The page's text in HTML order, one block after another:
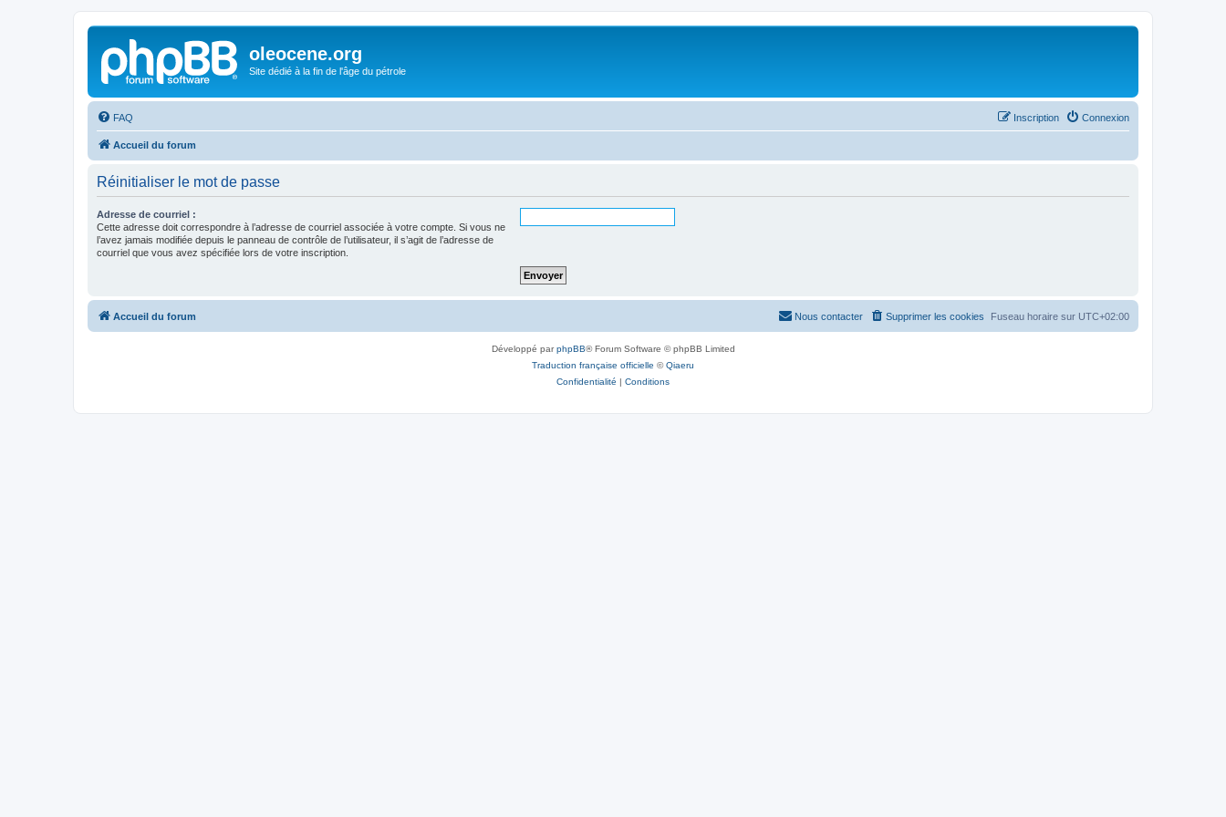
oleocene.org
Site dédié à la fin de l'âge du pétrole
FAQ Connexion
Inscription
Accueil du forum
Réinitialiser le mot de passe
Adresse de courriel :
Cette adresse doit correspondre à l’adresse de courriel associée à votre compte. Si vous ne
l’avez jamais modifiée depuis le panneau de contrôle de l’utilisateur, il s’agit de l’adresse de
courriel que vous avez spécifiée lors de votre inscription.
Accueil du forum Fuseau horaire sur UTC+02:00
Supprimer les cookies
Nous contacter
Développé parphpBB® Forum Software © phpBB Limited
Traduction française officielle ©Qiaeru
Confidentialité | Conditions